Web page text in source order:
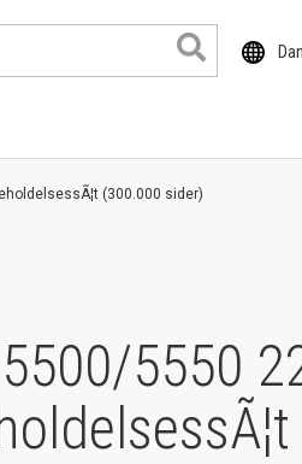
(300.000 sider)
5550